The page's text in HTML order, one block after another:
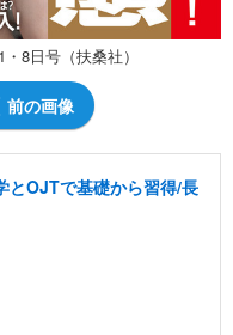
8日号（扶桑社）
前の画像
とOJTで基礎から習得/長